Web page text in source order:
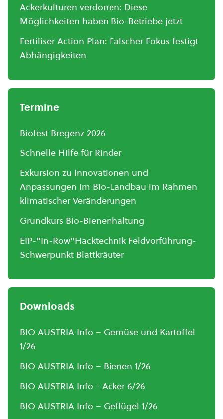
Ackerkulturen verdorren: Diese
Möglichkeiten haben Bio-Betriebe jetzt
Fertiliser Action Plan: Falscher Fokus festigt
Abhängigkeiten
Termine
Biofest Bregenz 2026
Schnelle Hilfe für Rinder
Exkursion zu Innovationen und
Anpassungen im Bio-Landbau im Rahmen
klimatischer Veränderungen
Grundkurs Bio-Bienenhaltung
EIP-"In-Row"Hacktechnik Feldvorführung-
Schwerpunkt Blattkräuter
Downloads
BIO AUSTRIA Info – Gemüse und Kartoffel
1/26
BIO AUSTRIA Info – Bienen 1/26
BIO AUSTRIA Info - Acker 6/26
BIO AUSTRIA Info – Geflügel 1/26